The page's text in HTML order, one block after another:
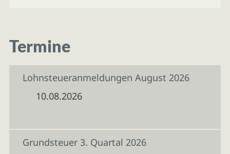
Termine
Lohnsteueranmeldungen August 2026
10.08.2026
Grundsteuer 3. Quartal 2026